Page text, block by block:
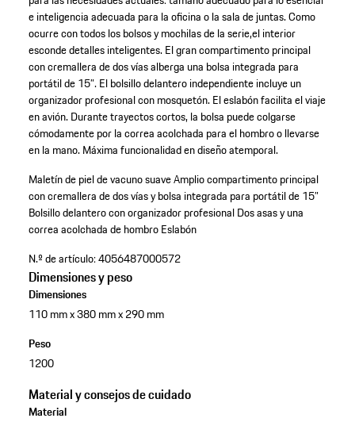
e inteligencia adecuada para la oficina o la sala de juntas. Como
ocurre con todos los bolsos y mochilas de la serie,el interior
esconde detalles inteligentes. El gran compartimento principal
con cremallera de dos vías alberga una bolsa integrada para
portátil de 15”. El bolsillo delantero independiente incluye un
organizador profesional con mosquetón. El eslabón facilita el viaje
en avión. Durante trayectos cortos, la bolsa puede colgarse
cómodamente por la correa acolchada para el hombro o llevarse
en la mano. Máxima funcionalidad en diseño atemporal.
Maletín de piel de vacuno suaveAmplio compartimento principal
con cremallera de dos vías y bolsa integrada para portátil de 15”
Bolsillo delantero con organizador profesionalDos asas y una
correa acolchada de hombroEslabón
N.º de artículo:4056487000572
Dimensiones y peso
Dimensiones
110 mm x 380 mm x 290 mm
Peso
1200
Material y consejos de cuidado
Material